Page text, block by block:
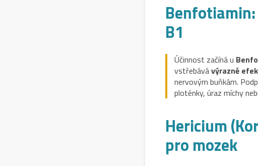
B1
Účinnost začíná u
vstřebávávýrazně
nervovým buňkám.
ploténky, úraz míchy
Hericium
pro mozek